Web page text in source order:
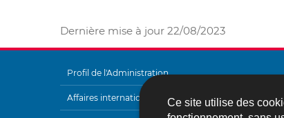
Ce site utilise des
Dernière mise à jour 22/08/2023
Profil de l'Administration
Affaires internationales